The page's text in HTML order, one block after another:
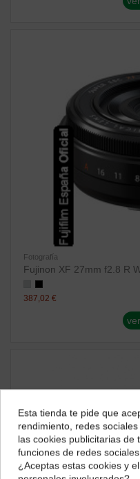
Fotografía
Fujinon XF 27mm f2.8 R
387,02 €
¿Dónde
Selecciona tu
impuestos
Esta tienda te pide que
rendimiento, redes
las cookies publicitarias de
funciones de redes
¿Aceptas estas cookies y